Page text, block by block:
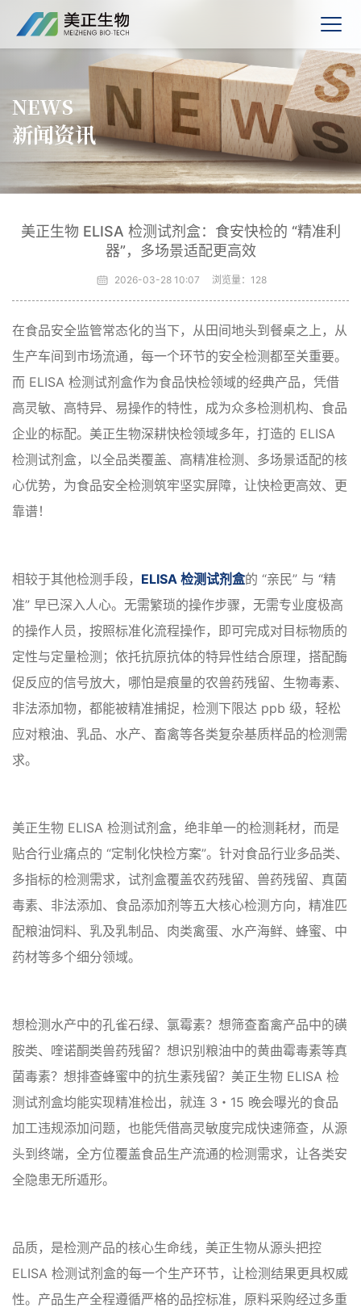
NEWS
新闻资讯
美正生物 ELISA 检测试剂盒：食安快检的 “精准利
器”，多场景适配更高效
2026-03-28 10:07 浏览量： 128
在食品安全监管常态化的当下，从田间地头到餐桌之上，从
生产车间到市场流通，每一个环节的安全检测都至关重要。
而 ELISA 检测试剂盒作为食品快检领域的经典产品，凭借
高灵敏、高特异、易操作的特性，成为众多检测机构、食品
企业的标配。美正生物深耕快检领域多年，打造的 ELISA
检测试剂盒，以全品类覆盖、高精准检测、多场景适配的核
心优势，为食品安全检测筑牢坚实屏障，让快检更高效、更
靠谱！
相较于其他检测手段， ELISA 检测试剂盒的 “亲民” 与 “精
准” 早已深入人心。无需繁琐的操作步骤，无需专业度极高
的操作人员，按照标准化流程操作，即可完成对目标物质的
定性与定量检测；依托抗原抗体的特异性结合原理，搭配酶
促反应的信号放大，哪怕是痕量的农兽药残留、生物毒素、
非法添加物，都能被精准捕捉，检测下限达 ppb 级，轻松
应对粮油、乳品、水产、畜禽等各类复杂基质样品的检测需
求。
美正生物 ELISA 检测试剂盒，绝非单一的检测耗材，而是
贴合行业痛点的 “定制化快检方案”。针对食品行业多品类、
多指标的检测需求，试剂盒覆盖农药残留、兽药残留、真菌
毒素、非法添加、食品添加剂等五大核心检测方向，精准匹
配粮油饲料、乳及乳制品、肉类禽蛋、水产海鲜、蜂蜜、中
药材等多个细分领域。
想检测水产中的孔雀石绿、氯霉素？想筛查畜禽产品中的磺
胺类、喹诺酮类兽药残留？想识别粮油中的黄曲霉毒素等真
菌毒素？想排查蜂蜜中的抗生素残留？美正生物 ELISA 检
测试剂盒均能实现精准检出，就连 3・15 晚会曝光的食品
加工违规添加问题，也能凭借高灵敏度完成快速筛查，从源
头到终端，全方位覆盖食品生产流通的检测需求，让各类安
全隐患无所遁形。
品质，是检测产品的核心生命线，美正生物从源头把控
ELISA 检测试剂盒的每一个生产环节，让检测结果更具权威
性。产品生产全程遵循严格的品控标准，原料采购经过多重